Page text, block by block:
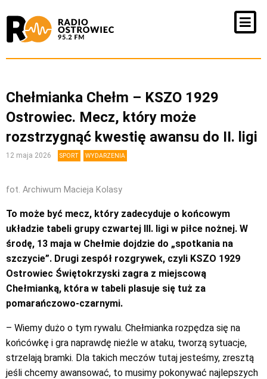
Chełmianka Chełm – KSZO 1929
Ostrowiec. Mecz, który może
rozstrzygnąć kwestię awansu do II. ligi
12 maja 2026 SPORT WYDARZENIA
fot. Archiwum Macieja Kolasy
To może być mecz, który zadecyduje o końcowym
układzie tabeli grupy czwartej III. ligi w piłce nożnej. W
środę, 13 maja w Chełmie dojdzie do „spotkania na
szczycie”. Drugi zespół rozgrywek, czyli KSZO 1929
Ostrowiec Świętokrzyski zagra z miejscową
Chełmianką, która w tabeli plasuje się tuż za
pomarańczowo-czarnymi.
– Wiemy dużo o tym rywalu. Chełmianka rozpędza się na
końcówkę i gra naprawdę nieźle w ataku, tworzą sytuacje,
strzelają bramki. Dla takich meczów tutaj jesteśmy, zresztą
jeśli chcemy awansować, to musimy pokonywać najlepszych